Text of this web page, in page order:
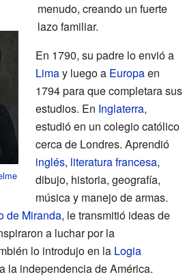
menudo, creando un fuerte
lazo familiar.
En 1790, su padre lo envió a
Limay luego a Europaen
1794 para que completara sus
estudios. En Inglaterra,
estudió en un colegio católico
cerca de Londres. Aprendió
inglés, literatura francesa,
dibujo, historia, geografía,
música y manejo de armas.
de Miranda, le transmitió ideas de
a luchar por la
lo introdujo en la Logia
la independencia de América.